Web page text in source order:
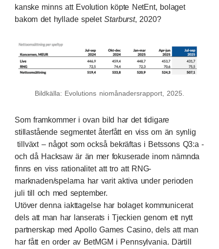
kanske minns att Evolution köpte NetEnt, bolaget
bakom det hyllade speletStarburst, 2020?
Bildkälla: Evolutions niomånadersrapport, 2025.
Som framkommer i ovan bild har det tidigare
stillastående segmentet återfått en viss om än synlig
tillväxt – något som också bekräftas i Betssons Q3:a -
och då Hacksaw är än mer fokuserade inom nämnda
finns en viss rationalitet att tro att RNG-
marknaden/spelarna har varit aktiva under perioden
juli till och med september.
Utöver denna iakttagelse har bolaget kommunicerat
dels att man har lanserats i Tjeckien genom ett nytt
partnerskap med Apollo Games Casino, dels att man
har fått en order av BetMGM i Pennsylvania. Därtill